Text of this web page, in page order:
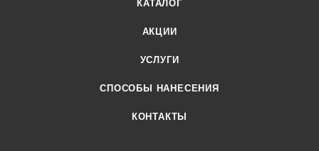
КАТАЛОГ
АКЦИИ
УСЛУГИ
СПОСОБЫ НАНЕСЕНИЯ
КОНТАКТЫ